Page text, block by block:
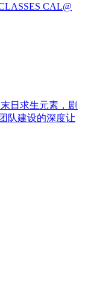
CAL@
日求生元素，剧
队建设的深度让